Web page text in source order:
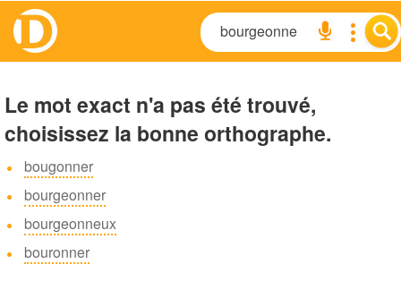
Le mot exact n'a pas été trouvé,
choisissez la bonne orthographe.
bougonner
bourgeonner
bourgeonneux
bouronner